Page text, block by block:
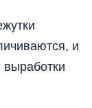
и